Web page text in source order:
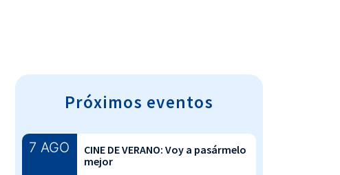
Próximos eventos
7 AGO
CINE DE VERANO: Voy a pasármelo
mejor